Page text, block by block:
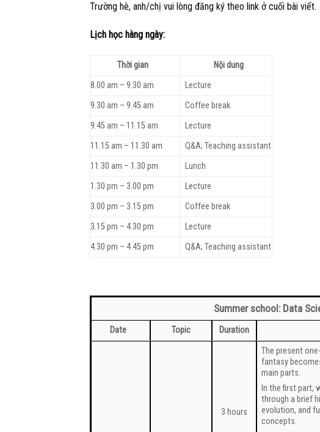
Trường hè, anh/chị vui lòng đăng ký theo link ở cuối bài viết.
Lịch học hàng ngày:
Thời gian
Nội dung
8.00 am – 9.30 am
Lecture
9.30 am – 9.45 am
Coffee break
9.45 am – 11.15 am
Lecture
11.15 am – 11.30 am
Q&A; Teaching assistant
11.30 am – 1.30 pm
Lunch
1.30 pm – 3.00 pm
Lecture
3.00 pm – 3.15 pm
Coffee break
3.15 pm – 4.30 pm
Lecture
4.30 pm – 4.45 pm
Q&A; Teaching assistant
Summer school: Data
Date Topic Duration
3 hours
The present
fantasy
main parts.
In the first part,
through a brief
evolution, and
concepts.